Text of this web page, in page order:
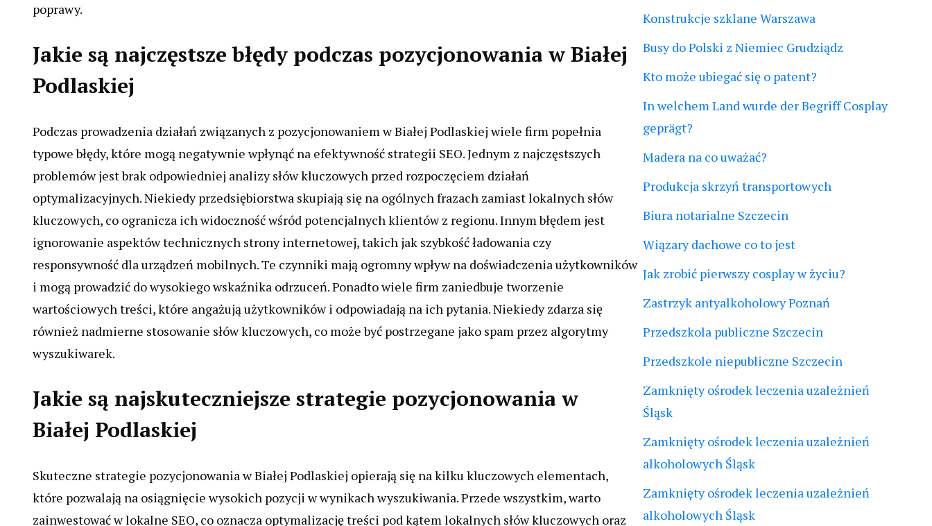
poprawy.
Jakie są najczęstsze błędy podczas pozycjonowania w Białej
Podlaskiej
Podczas prowadzenia działań związanych z pozycjonowaniem w Białej Podlaskiej wiele firm popełnia
typowe błędy, które mogą negatywnie wpłynąć na efektywność strategii SEO. Jednym z najczęstszych
problemów jest brak odpowiedniej analizy słów kluczowych przed rozpoczęciem działań
optymalizacyjnych. Niekiedy przedsiębiorstwa skupiają się na ogólnych frazach zamiast lokalnych słów
kluczowych, co ogranicza ich widoczność wśród potencjalnych klientów z regionu. Innym błędem jest
ignorowanie aspektów technicznych strony internetowej, takich jak szybkość ładowania czy
responsywność dla urządzeń mobilnych. Te czynniki mają ogromny wpływ na doświadczenia użytkowników
i mogą prowadzić do wysokiego wskaźnika odrzuceń. Ponadto wiele firm zaniedbuje tworzenie
wartościowych treści, które angażują użytkowników i odpowiadają na ich pytania. Niekiedy zdarza się
również nadmierne stosowanie słów kluczowych, co może być postrzegane jako spam przez algorytmy
wyszukiwarek.
Jakie są najskuteczniejsze strategie pozycjonowania w
Białej Podlaskiej
Skuteczne strategie pozycjonowania w Białej Podlaskiej opierają się na kilku kluczowych elementach,
które pozwalają na osiągnięcie wysokich pozycji w wynikach wyszukiwania. Przede wszystkim, warto
zainwestować w lokalne SEO, co oznacza optymalizację treści pod kątem lokalnych słów kluczowych oraz
Konstrukcje szklane Warszawa
Busy do Polski z Niemiec Grudziądz
Kto może ubiegać się o patent?
In welchem Land wurde der Begriff Cosplay
geprägt?
Madera na co uważać?
Produkcja skrzyń transportowych
Biura notarialne Szczecin
Wiązary dachowe co to jest
Jak zrobić pierwszy cosplay w życiu?
Zastrzyk antyalkoholowy Poznań
Przedszkola publiczne Szczecin
Przedszkole niepubliczne Szczecin
Zamknięty ośrodek leczenia uzależnień
Śląsk
Zamknięty ośrodek leczenia uzależnień
alkoholowych Śląsk
Zamknięty ośrodek leczenia uzależnień
alkoholowych Śląsk